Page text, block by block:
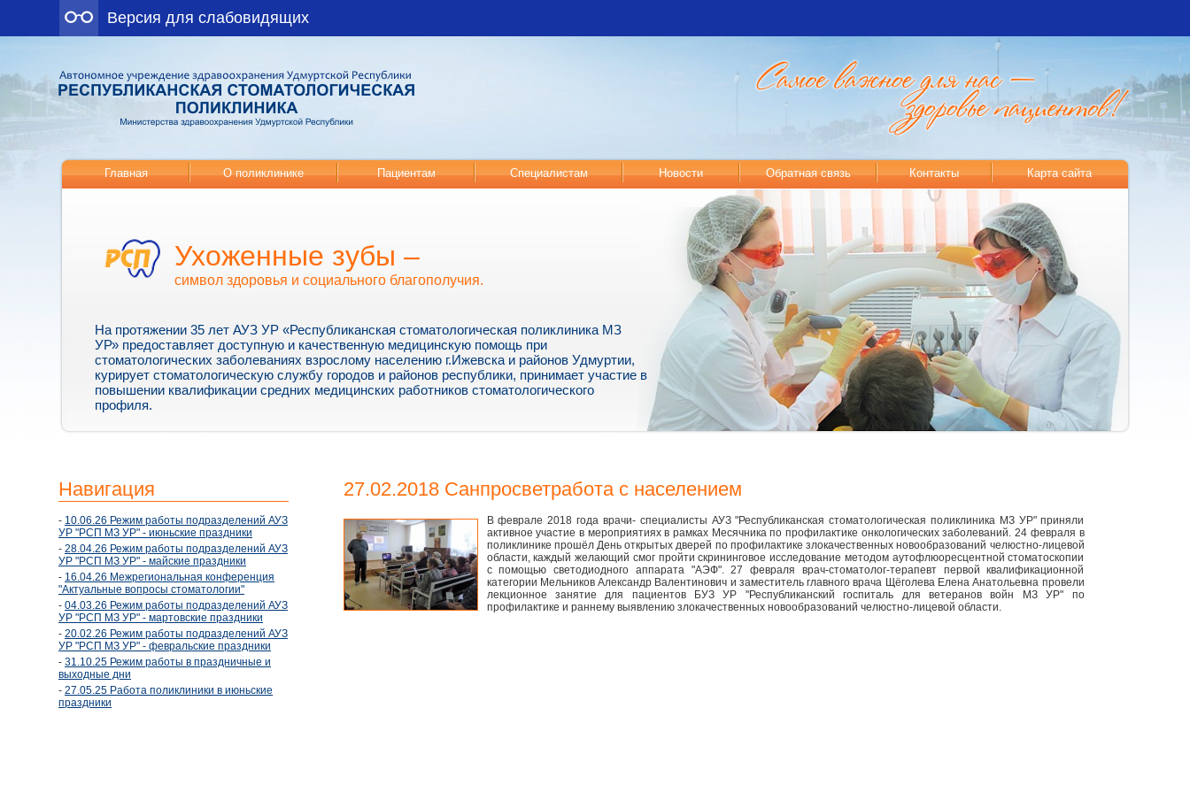
Версия для слабовидящих
Главная О поликлинике Пациентам Специалистам Новости Обратная связь Контакты Карта сайта
Ухоженные зубы –
символ здоровья и социального благополучия.
На протяжении 35 лет АУЗ УР «Республиканская стоматологическая поликлиника МЗ
УР» предоставляет доступную и качественную медицинскую помощь при
стоматологических заболеваниях взрослому населению г.Ижевска и районов Удмуртии,
курирует стоматологическую службу городов и районов республики, принимает участие в
повышении квалификации средних медицинских работников стоматологического
профиля.
Навигация
- 10.06.26 Режим работы подразделений АУЗ
УР "РСП МЗ УР" - июньские праздники
- 28.04.26 Режим работы подразделений АУЗ
УР "РСП МЗ УР" - майские праздники
- 16.04.26 Межрегиональная конференция
"Актуальные вопросы стоматологии"
- 04.03.26 Режим работы подразделений АУЗ
УР "РСП МЗ УР" - мартовские праздники
- 20.02.26 Режим работы подразделений АУЗ
УР "РСП МЗ УР" - февральские праздники
- 31.10.25 Режим работы в праздничные и
выходные дни
- 27.05.25 Работа поликлиники в июньские
праздники
27.02.2018 Санпросветработа с населением
В феврале 2018 года врачи- специалисты АУЗ "Республиканская стоматологическая поликлиника МЗ УР" приняли
активное участие в мероприятиях в рамках Месячника по профилактике онкологических заболеваний. 24 февраля в
поликлинике прошёл День открытых дверей по профилактике злокачественных новообразований челюстно-лицевой
области, каждый желающий смог пройти скрининговое исследование методом аутофлюоресцентной стоматоскопии
с помощью светодиодного аппарата "АЭФ". 27 февраля врач-стоматолог-терапевт первой квалификационной
категории Мельников Александр Валентинович и заместитель главного врача Щёголева Елена Анатольевна провели
лекционное занятие для пациентов БУЗ УР "Республиканский госпиталь для ветеранов войн МЗ УР" по
профилактике и раннему выявлению злокачественных новообразований челюстно-лицевой области.